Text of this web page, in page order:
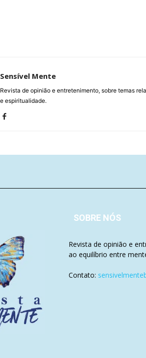
Sensível Mente
Revista de opinião e entretenimento, sobre temas
e espiritualidade.
SOBRE NÓS
Revista de opinião e
ao equilíbrio entre
Contato: